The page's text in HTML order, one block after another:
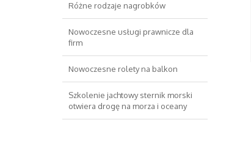
Różne rodzaje nagrobków
Nowoczesne usługi prawnicze dla
firm
Nowoczesne rolety na balkon
Szkolenie jachtowy sternik morski
otwiera drogę na morza i oceany